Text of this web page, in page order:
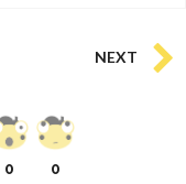
NEXT
0 0